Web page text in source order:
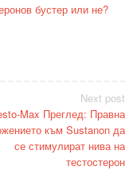
бустер или не?
Next post
Max Преглед: Правна
към Sustanon да
се стимулират нива на
тестостерон